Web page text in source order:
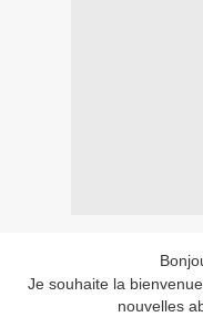
Je souhaite la
nouvelles